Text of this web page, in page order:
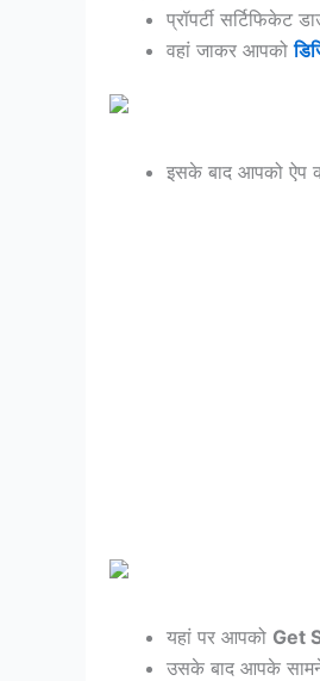
प्रॉपर्टी
वहां जाकर आपको
इसके बाद आपको ऐप
यहां पर आपको Get
उसके बाद आपके